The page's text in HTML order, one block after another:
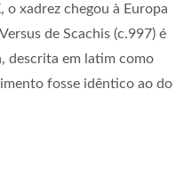
xadrez chegou à Europa
de Scachis (c.997) é
descrita em latim como
fosse idêntico ao do